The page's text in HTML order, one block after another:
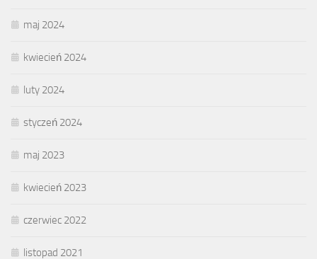
maj 2024
kwiecień 2024
luty 2024
styczeń 2024
maj 2023
kwiecień 2023
czerwiec 2022
listopad 2021